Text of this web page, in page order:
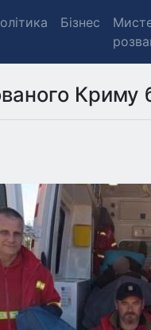
Бізнес
Криму